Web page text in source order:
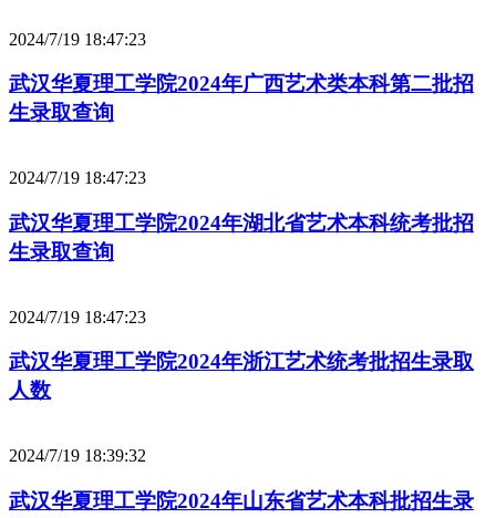
2024/7/19 18:47:23
武汉华夏理工学院2024年广西艺术类本科第二批招
生录取查询
2024/7/19 18:47:23
武汉华夏理工学院2024年湖北省艺术本科统考批招
生录取查询
2024/7/19 18:47:23
武汉华夏理工学院2024年浙江艺术统考批招生录取
人数
2024/7/19 18:39:32
武汉华夏理工学院2024年山东省艺术本科批招生录